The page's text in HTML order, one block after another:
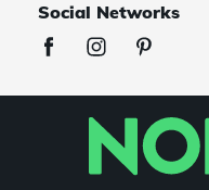
Social Networks